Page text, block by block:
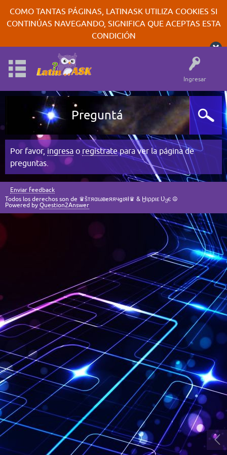
COMO TANTAS PÁGINAS, LATINASK UTILIZA COOKIES SI
CONTINÚAS NAVEGANDO, SIGNIFICA QUE ACEPTAS ESTA
CONDICIÓN
Ingresar
Preguntá
Por favor,ingresa o regístratepara ver la página de
preguntas.
Enviar feedback
Todos los derechos son de ♛šтяαωвeяячgıяł♛ & Ӈιρριε Ʋყє ☮
Powered by Question2Answer